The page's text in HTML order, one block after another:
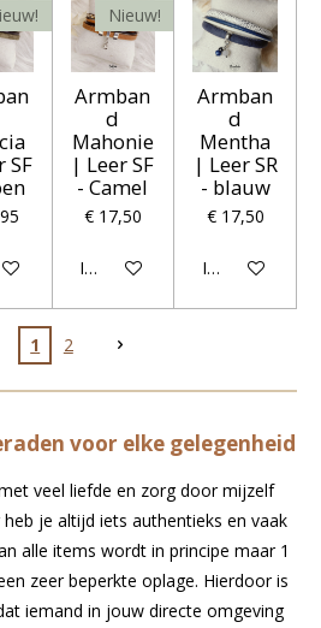
SF
Nieuw!
Armban
d
Mahonie
| Leer SF
- Camel
€ 17,50
In winkelwagen
Armban
d
Mentha
| Leer SR
- blauw
€ 17,50
In winkelwagen
1 2
voor elke gelegenheid
veel liefde en zorg door mijzelf
je altijd iets authentieks en vaak
alle items wordt in principe maar 1
zeer beperkte oplage. Hierdoor is
iemand in jouw directe omgeving